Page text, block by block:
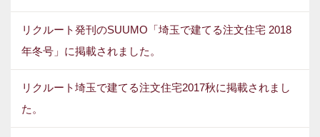
リクルート発刊のSUUMO「埼玉で建てる注文住宅 2018
年冬号」に掲載されました。
リクルート埼玉で建てる注文住宅2017秋に掲載されまし
た。